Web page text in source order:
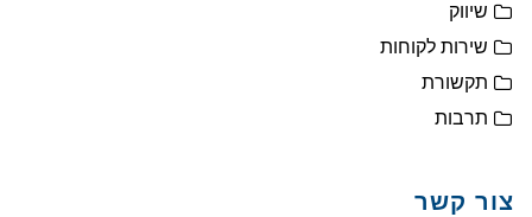
שיווק
שירות לקוחות
תקשורת
תרבות
צור קשר